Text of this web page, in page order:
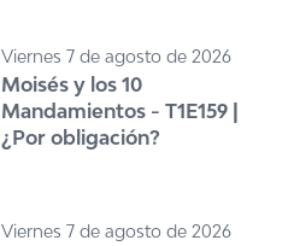
Viernes 7 de agosto de 2026
Moisés y los 10
Mandamientos - T1E159 |
¿Por obligación?
Viernes 7 de agosto de 2026